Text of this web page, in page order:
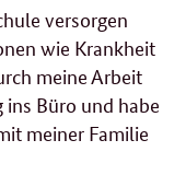
versorgen
wie Krankheit
meine Arbeit
Büro und habe
meiner Familie